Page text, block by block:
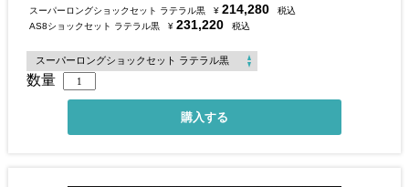
スーパーロングショックセット ラテラル黒 ¥ 214,280
税込
AS8ショックセット ラテラル黒
¥ 231,220 税込
数量